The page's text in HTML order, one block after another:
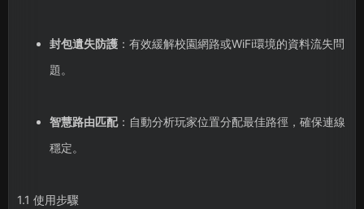
封包遺失防護：有效緩解校園網路或WiFi環境的資料流失問
題。
智慧路由匹配：自動分析玩家位置分配最佳路徑，確保連線
穩定。
1.1 使用步驟